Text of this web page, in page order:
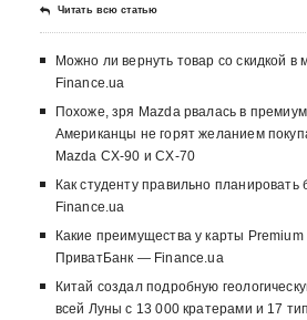
Читать всю статью
Можно ли вернуть товар со скидкой в
Finance.ua
Похоже, зря Mazda рвалась в
Американцы не горят желанием
Mazda CX-90 и CX-70
Как студенту правильно
Finance.ua
Какие преимущества у карты Premium
ПриватБанк — Finance.ua
Китай создал подробную
всей Луны с 13 000 кратерами и 17